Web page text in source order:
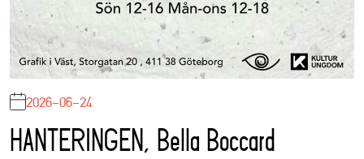
2026-06-24
HANTERINGEN, Bella Boccard